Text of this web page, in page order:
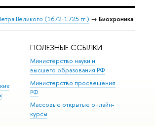
Великого (1672-1725 гг.) → Биохроника
ПОЛЕЗНЫЕ ССЫЛКИ
Министерство науки и
высшего образования РФ
Министерство просвещения
РФ
Массовые открытые онлайн-
курсы